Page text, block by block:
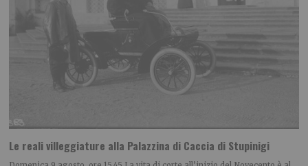
Le reali villeggiature alla Palazzina di Caccia di Stupinigi